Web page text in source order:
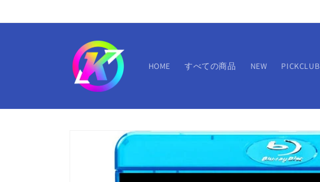
進む
HOME すべての商品 NEW PICKCLUB
報にス
キップ